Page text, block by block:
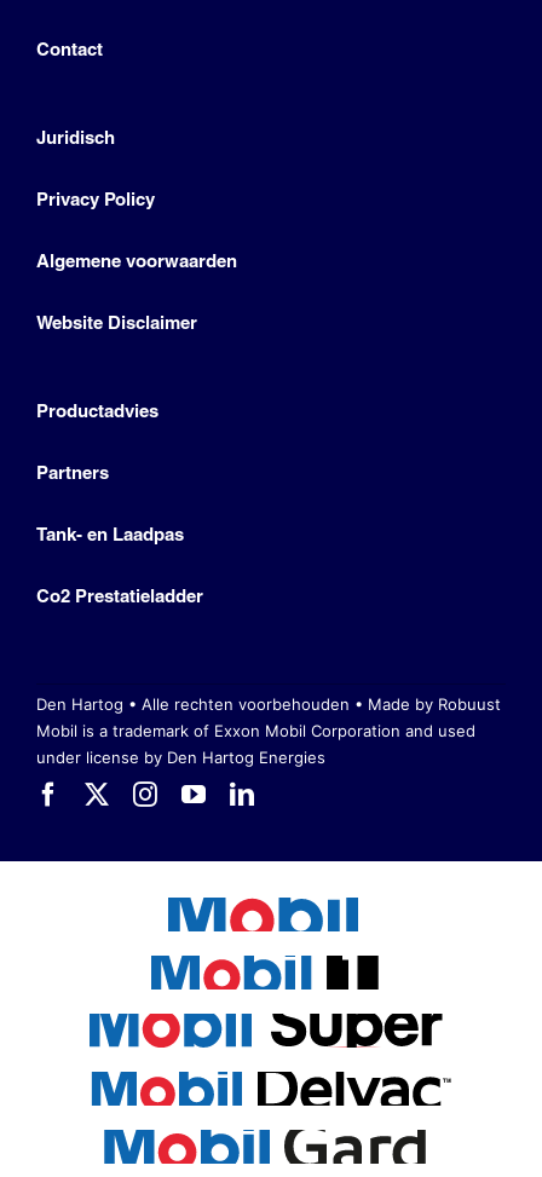
Contact
Juridisch
Privacy Policy
Algemene voorwaarden
Website Disclaimer
Productadvies
Partners
Tank- en Laadpas
Co2 Prestatieladder
Den Hartog • Alle rechten voorbehouden • Made by Robuust
Mobil is a trademark of Exxon Mobil Corporation and used
under license by Den Hartog Energies